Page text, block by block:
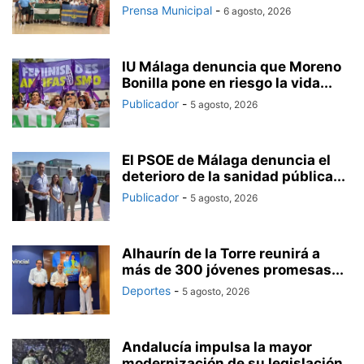
Prensa Municipal - 6 agosto, 2026
IU Málaga denuncia que Moreno
Bonilla pone en riesgo la vida...
Publicador - 5 agosto, 2026
El PSOE de Málaga denuncia el
deterioro de la sanidad pública...
Publicador - 5 agosto, 2026
Alhaurín de la Torre reunirá a
más de 300 jóvenes promesas...
Deportes - 5 agosto, 2026
Andalucía impulsa la mayor